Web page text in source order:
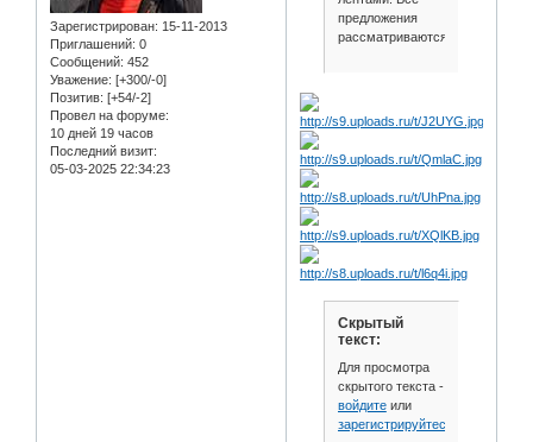
Зарегистрирован: 15-11-2013
Приглашений: 0
Сообщений: 452
Уважение: [+300/-0]
Позитив: [+54/-2]
Провел на форуме:
10 дней 19 часов
Последний визит:
05-03-2025 22:34:23
предложения
рассматриваются.
Скрытый
текст:
Для просмотра
скрытого текста -
войдитеили
зарегистрируйтесь